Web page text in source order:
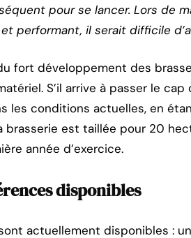
pour se lancer. Lors de
performant, il serait difficile
fort développement des
S’il arrive à passer le
les conditions actuelles, en
brasserie est taillée pour 20
année d’exercice.
disponibles
actuellement disponibles :